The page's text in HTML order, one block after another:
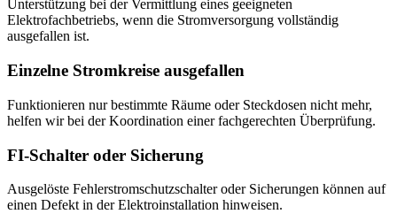
Unterstützung bei der Vermittlung eines geeigneten
Elektrofachbetriebs, wenn die Stromversorgung vollständig
ausgefallen ist.
Einzelne Stromkreise ausgefallen
Funktionieren nur bestimmte Räume oder Steckdosen nicht mehr,
helfen wir bei der Koordination einer fachgerechten Überprüfung.
FI-Schalter oder Sicherung
Ausgelöste Fehlerstromschutzschalter oder Sicherungen können auf
einen Defekt in der Elektroinstallation hinweisen.